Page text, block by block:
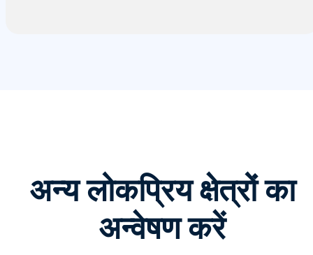
अन्य लोकप्रिय क्षेत्रों का
अन्वेषण करें